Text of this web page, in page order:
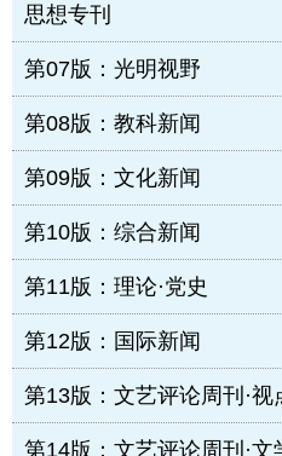
思想专刊
第07版：光明视野
第08版：教科新闻
第09版：文化新闻
第10版：综合新闻
第11版：理论·党史
第12版：国际新闻
第13版：文艺评论周刊·视
第14版：文艺评论周刊·文